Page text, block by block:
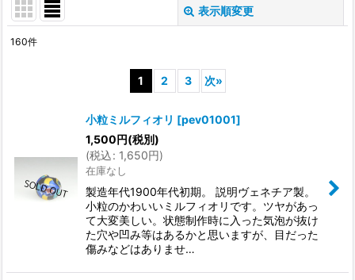
表示順変更
絞り込む
160件
1 2 3 次»
小粒ミルフィオリ [pev01001]
1,500円(税別)
(税込: 1,650円)
在庫なし
製造年代1900年代初期。 説明ヴェネチア製。
小粒のかわいいミルフィオリです。ツヤがあっ
て大変美しい。状態制作時に入った気泡が抜け
た穴や凹み等はあるかと思いますが、目だった
傷みなどはありませ…